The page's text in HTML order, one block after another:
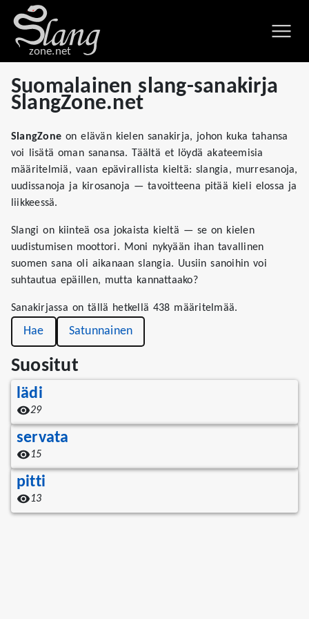
zone.net
Suomalainen slang-sanakirja
SlangZone.net
SlangZone on elävän kielen sanakirja, johon kuka tahansa
voi lisätä oman sanansa. Täältä et löydä akateemisia
määritelmiä, vaan epävirallista kieltä: slangia, murresanoja,
uudissanoja ja kirosanoja — tavoitteena pitää kieli elossa ja
liikkeessä.
Slangi on kiinteä osa jokaista kieltä — se on kielen
uudistumisen moottori. Moni nykyään ihan tavallinen
suomen sana oli aikanaan slangia. Uusiin sanoihin voi
suhtautua epäillen, mutta kannattaako?
Sanakirjassa on tällä hetkellä 438 määritelmää.
Hae Satunnainen
Suositut
lädi
29
servata
15
pitti
13